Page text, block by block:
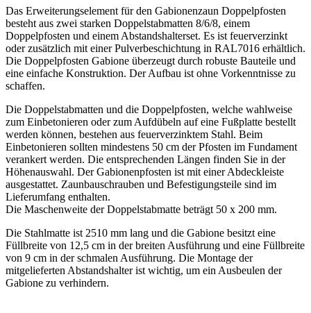
Das Erweiterungselement für den Gabionenzaun Doppelpfosten
besteht aus zwei starken Doppelstabmatten 8/6/8, einem
Doppelpfosten und einem Abstandshalterset. Es ist feuerverzinkt
oder zusätzlich mit einer Pulverbeschichtung in RAL7016 erhältlich.
Die Doppelpfosten Gabione überzeugt durch robuste Bauteile und
eine einfache Konstruktion. Der Aufbau ist ohne Vorkenntnisse zu
schaffen.
Die Doppelstabmatten und die Doppelpfosten, welche wahlweise
zum Einbetonieren oder zum Aufdübeln auf eine Fußplatte bestellt
werden können, bestehen aus feuerverzinktem Stahl. Beim
Einbetonieren sollten mindestens 50 cm der Pfosten im Fundament
verankert werden. Die entsprechenden Längen finden Sie in der
Höhenauswahl. Der Gabionenpfosten ist mit einer Abdeckleiste
ausgestattet. Zaunbauschrauben und Befestigungsteile sind im
Lieferumfang enthalten.
Die Maschenweite der Doppelstabmatte beträgt 50 x 200 mm.
Die Stahlmatte ist 2510 mm lang und die Gabione besitzt eine
Füllbreite von 12,5 cm in der breiten Ausführung und eine Füllbreite
von 9 cm in der schmalen Ausführung. Die Montage der
mitgelieferten Abstandshalter ist wichtig, um ein Ausbeulen der
Gabione zu verhindern.